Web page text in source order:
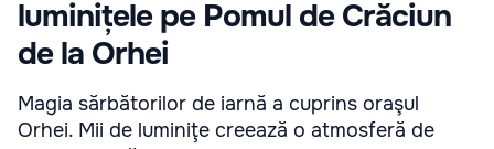
luminițele pe Pomul de Crăciun
de la Orhei
Magia sărbătorilor de iarnă a cuprins oraşul
Orhei. Mii de luminiţe creează o atmosferă de